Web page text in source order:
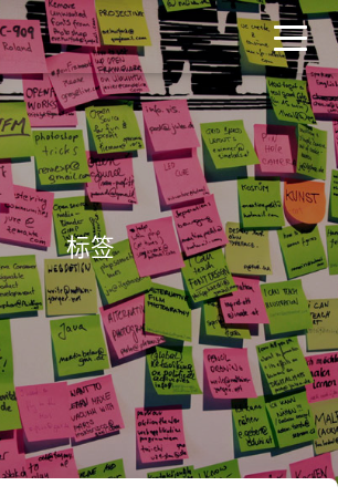
归档 分类
关于 友链
搜索 关灯
标签